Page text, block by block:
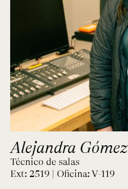
Alejandra Gómez
Técnico de salas
Ext: 2519 | Oficina:V-119